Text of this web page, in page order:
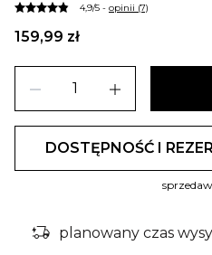
4,9/5 - opinii (7)
159,99 zł
remove add
DOSTĘPNOŚĆ I
delivery_truck_bolt planowany czas